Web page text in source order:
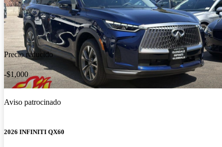
Precio reducido
-$1,000
Aviso patrocinado
2026 INFINITI QX60